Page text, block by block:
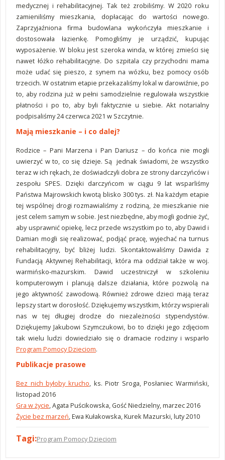
medycznej i rehabilitacyjnej. Tak też zrobiliśmy. W 2020 roku
zamieniliśmy mieszkania, dopłacając do wartości nowego.
Zaprzyjaźniona firma budowlana wykończyła mieszkanie i
dostosowała łazienkę. Pomogliśmy je urządzić, kupując
wyposażenie. W bloku jest szeroka winda, w której zmieści się
nawet łóżko rehabilitacyjne. Do szpitala czy przychodni mama
może udać się pieszo, z synem na wózku, bez pomocy osób
trzecich. W ostatnim etapie przekazaliśmy lokal w darowiźnie, po
to, aby rodzina już w pełni samodzielnie regulowała wszystkie
płatności i po to, aby byli faktycznie u siebie. Akt notarialny
podpisaliśmy 24 czerwca 2021 w Szczytnie.
Mają mieszkanie – i co dalej?
Rodzice – Pani Marzena i Pan Dariusz – do końca nie mogli
uwierzyć w to, co się dzieje. Są jednak świadomi, że wszystko
teraz w ich rękach, że doświadczyli dobra ze strony darczyńców i
zespołu SPES. Dzięki darczyńcom w ciągu 9 lat wsparliśmy
Państwa Majrowskich kwotą blisko 300 tys. zł. Na każdym etapie
tej wspólnej drogi rozmawialiśmy z rodziną, że mieszkanie nie
jest celem samym w sobie. Jest niezbędne, aby mogli godnie żyć,
aby usprawnić opiekę, lecz przede wszystkim po to, aby Dawid i
Damian mogli się realizować, podjąć pracę, wyjechać na turnus
rehabilitacyjny, być bliżej ludzi. Skontaktowaliśmy Dawida z
Fundacją Aktywnej Rehabilitacji, która ma oddział także w woj.
warmińsko-mazurskim. Dawid uczestniczył w szkoleniu
komputerowym i planują dalsze działania, które pozwolą na
jego aktywność zawodową. Również zdrowe dzieci mają teraz
lepszy start w dorosłość. Dziękujemy wszystkim, którzy wspierali
nas w tej długiej drodze do niezależności stypendystów.
Dziękujemy Jakubowi Szymczukowi, bo to dzięki jego zdjęciom
tak wielu ludzi dowiedziało się o dramacie rodziny i wsparło
Program Pomocy Dzieciom.
Publikacje prasowe
Bez nich byłoby krucho, ks. Piotr Sroga, Posłaniec Warmiński,
listopad 2016
Gra w życie, Agata Puścikowska, Gość Niedzielny, marzec 2016
Życie bez marzeń, Ewa Kułakowska, Kurek Mazurski, luty 2010
Tagi:Program Pomocy Dzieciom